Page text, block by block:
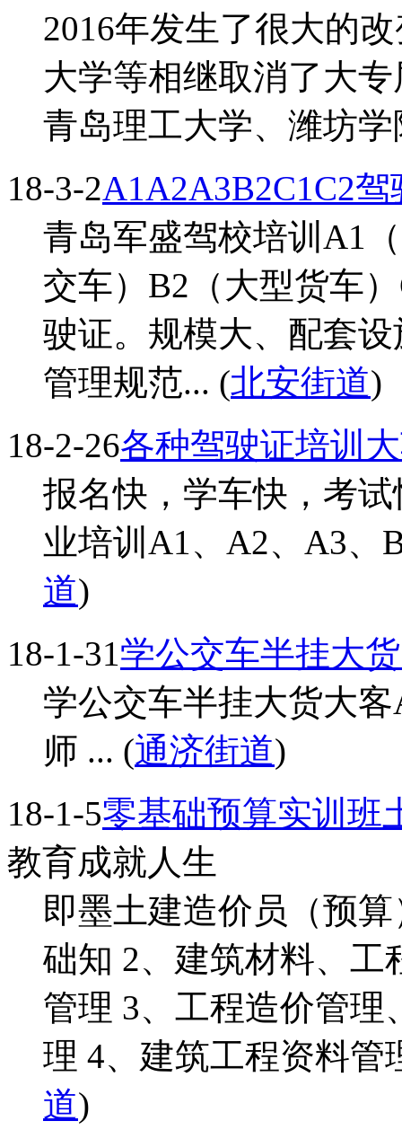
2016年发生了很大的
大学等相继取消了大
青岛理工大学、潍坊
18-3-2A1A2A3B2C1C2
青岛军盛驾校培训A1
交车）B2（大型货车
驶证。规模大、配套
管理规范... (北安街道)
18-2-26各种驾驶证培训
报名快，学车快，考
业培训A1、A2、A3、
道)
18-1-31学公交车半挂大
学公交车半挂大货大
师 ... (通济街道)
18-1-5零基础预算实训班
教育成就人生
即墨土建造价员（预
础知 2、建筑材料、工
管理 3、工程造价管
理 4、建筑工程资料管
道)